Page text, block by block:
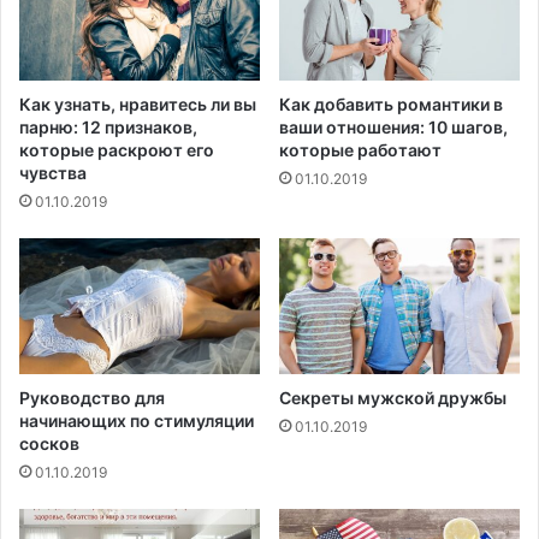
С
Ш
А
d
i
n
g
Как узнать, нравитесь ли вы
парню: 12 признаков,
которые раскроют его
чувства
01.10.2019
Как добавить романтики в
ваши отношения: 10 шагов,
которые работают
01.10.2019
Руководство для
начинающих по стимуляции
сосков
01.10.2019
Секреты мужской дружбы
01.10.2019